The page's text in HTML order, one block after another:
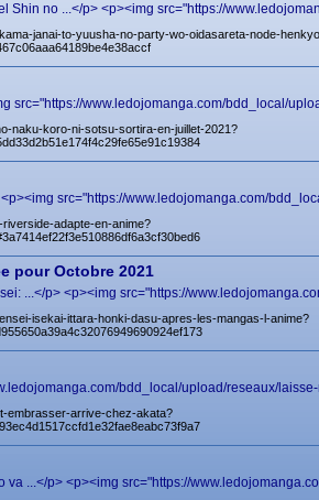
no ...</p> <p><img src="https://
janai-to-yuusha-no-party-wo-oidasareta-node-
src="https://www.ledojomanga.com/bdd_local/
naku-koro-ni-sotsu-sortira-en-juillet-2021?
src="https://www.ledojomanga.com/
adapte-en-anime?
pour Octobre 2021
...</p> <p><img src="https://
isekai-ittara-honki-dasu-apres-les-mangas-l-anime?
bdd_local/upload/reseaux/
embrasser-arrive-chez-akata?
...</p> <p><img src="https://